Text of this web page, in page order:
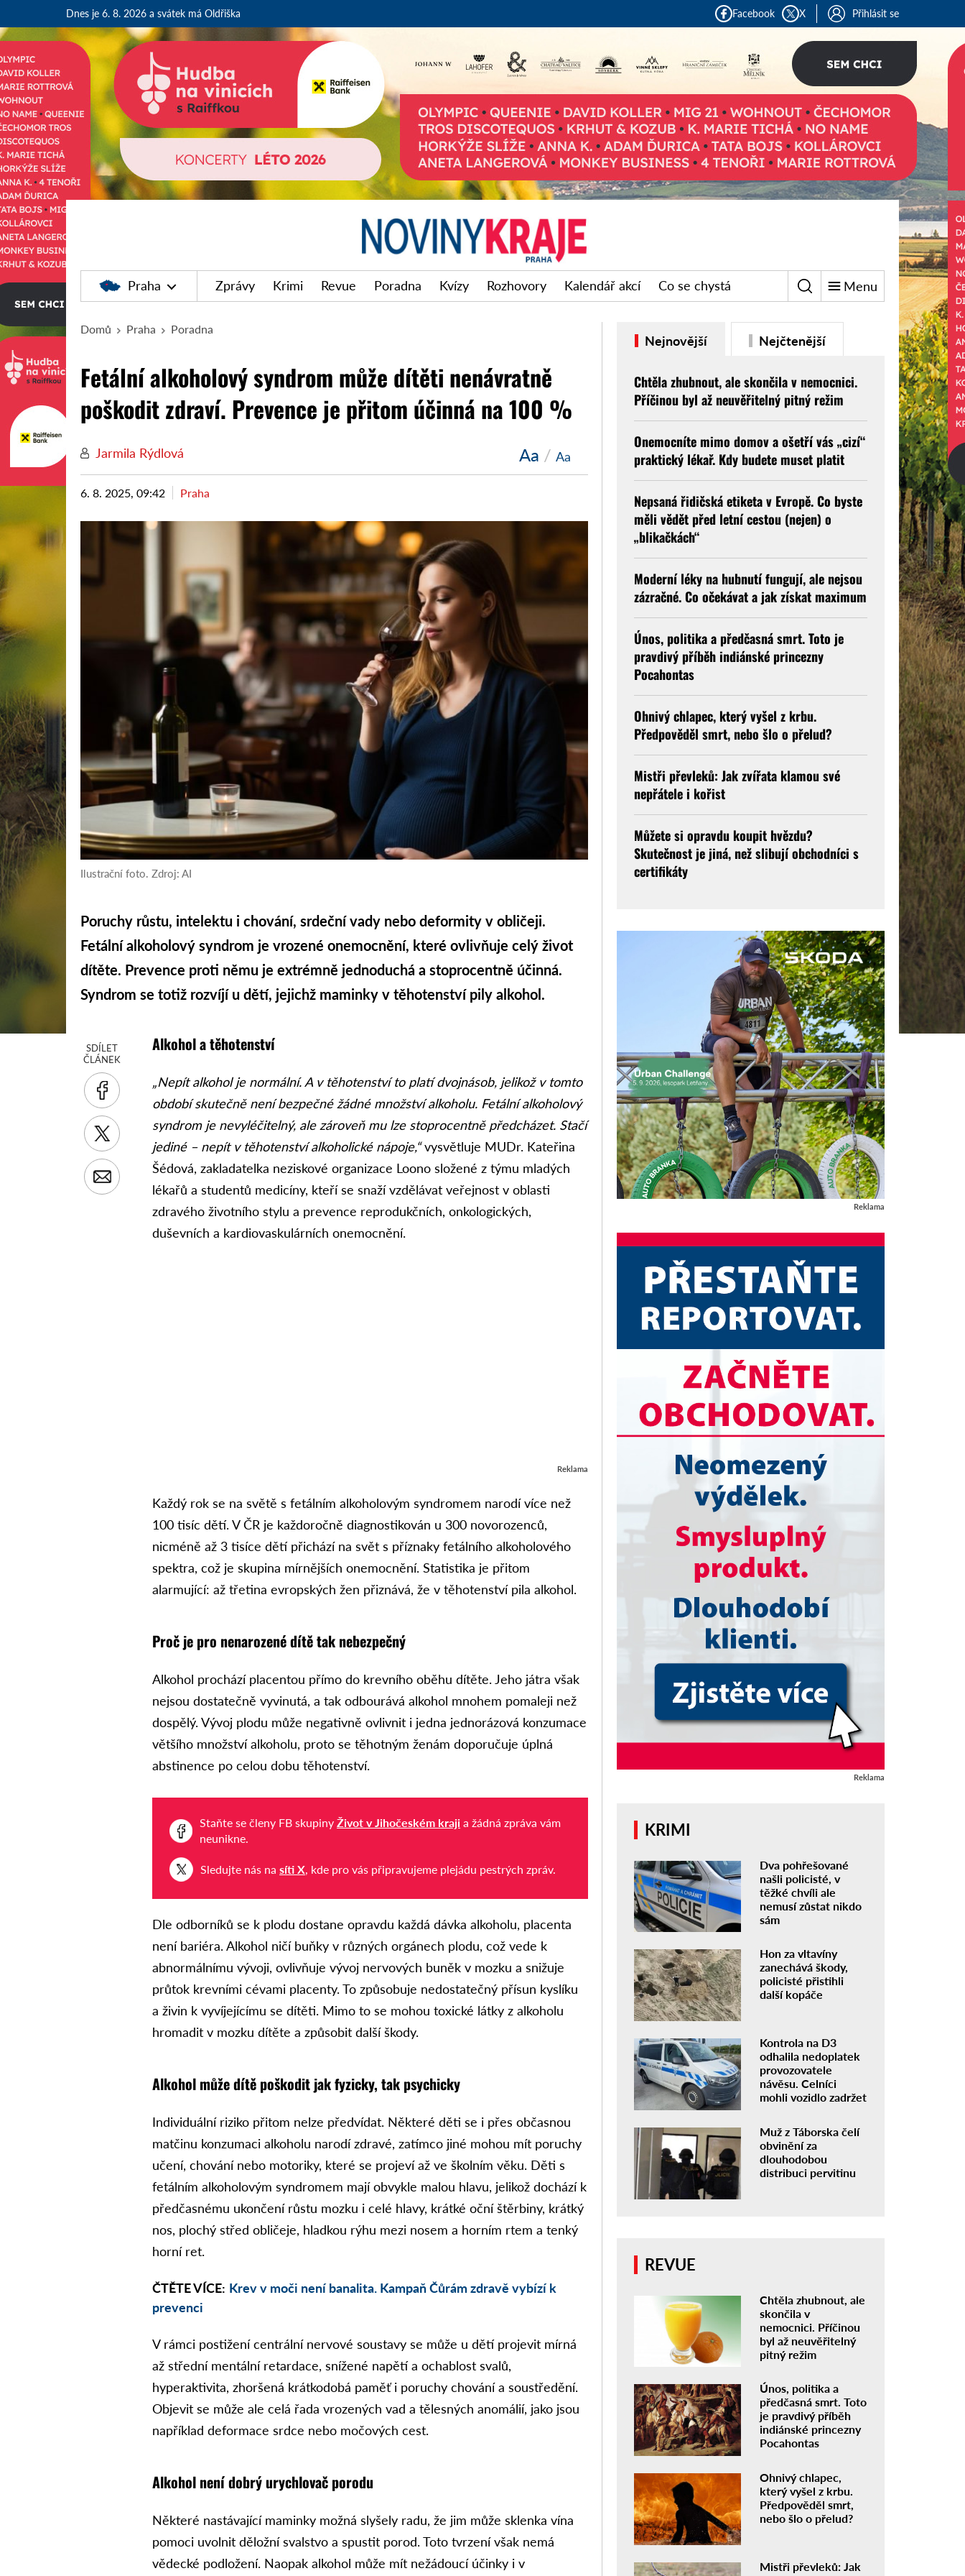
Dnes je 6. 8. 2026 a svátek má Oldřiška Facebook X Přihlásit se
Praha Zprávy Krimi Revue Poradna Kvízy Rozhovory Kalendář akcí Co se chystá Menu
Domů Praha Poradna
Fetální alkoholový syndrom může dítěti nenávratně
poškodit zdraví. Prevence je přitom účinná na 100 %
Jarmila Rýdlová Aa / Aa
6. 8. 2025, 09:42 Praha
Ilustrační foto. Zdroj: AI
Poruchy růstu, intelektu i chování, srdeční vady nebo deformity v obličeji.
Fetální alkoholový syndrom je vrozené onemocnění, které ovlivňuje celý život
dítěte. Prevence proti němu je extrémně jednoduchá a stoprocentně účinná.
Syndrom se totiž rozvíjí u dětí, jejichž maminky v těhotenství pily alkohol.
SDÍLET
ČLÁNEK
Alkohol a těhotenství
„Nepít alkohol je normální. A v těhotenství to platí dvojnásob, jelikož v tomto
období skutečně není bezpečné žádné množství alkoholu. Fetální alkoholový
syndrom je nevyléčitelný, ale zároveň mu lze stoprocentně předcházet. Stačí
jediné – nepít v těhotenství alkoholické nápoje,“vysvětluje MUDr. Kateřina
Šédová, zakladatelka neziskové organizace Loono složené z týmu mladých
lékařů a studentů medicíny, kteří se snaží vzdělávat veřejnost v oblasti
zdravého životního stylu a prevence reprodukčních, onkologických,
duševních a kardiovaskulárních onemocnění.
Reklama
Každý rok se na světě s fetálním alkoholovým syndromem narodí více než
100 tisíc dětí. V ČR je každoročně diagnostikován u 300 novorozenců,
nicméně až 3 tisíce dětí přichází na svět s příznaky fetálního alkoholového
spektra, což je skupina mírnějších onemocnění. Statistika je přitom
alarmující: až třetina evropských žen přiznává, že v těhotenství pila alkohol.
Proč je pro nenarozené dítě tak nebezpečný
Alkohol prochází placentou přímo do krevního oběhu dítěte. Jeho játra však
nejsou dostatečně vyvinutá, a tak odbourává alkohol mnohem pomaleji než
dospělý. Vývoj plodu může negativně ovlivnit i jedna jednorázová konzumace
většího množství alkoholu, proto se těhotným ženám doporučuje úplná
abstinence po celou dobu těhotenství.
Staňte se členy FB skupinyŽivot v Jihočeském kraji a žádná zpráva vám
neunikne.
Sledujte nás nasíti X, kde pro vás připravujeme plejádu pestrých zpráv.
Dle odborníků se k plodu dostane opravdu každá dávka alkoholu, placenta
není bariéra. Alkohol ničí buňky v různých orgánech plodu, což vede k
abnormálnímu vývoji, ovlivňuje vývoj nervových buněk v mozku a snižuje
průtok krevními cévami placenty. To způsobuje nedostatečný přísun kyslíku
a živin k vyvíjejícímu se dítěti. Mimo to se mohou toxické látky z alkoholu
hromadit v mozku dítěte a způsobit další škody.
Alkohol může dítě poškodit jak fyzicky, tak psychicky
Individuální riziko přitom nelze předvídat. Některé děti se i přes občasnou
matčinu konzumaci alkoholu narodí zdravé, zatímco jiné mohou mít poruchy
učení, chování nebo motoriky, které se projeví až ve školním věku. Děti s
fetálním alkoholovým syndromem mají obvykle malou hlavu, jelikož dochází k
předčasnému ukončení růstu mozku i celé hlavy, krátké oční štěrbiny, krátký
nos, plochý střed obličeje, hladkou rýhu mezi nosem a horním rtem a tenký
horní ret.
ČTĚTE VÍCE: Krev v moči není banalita. Kampaň Čůrám zdravě vybízí k
prevenci
V rámci postižení centrální nervové soustavy se může u dětí projevit mírná
až střední mentální retardace, snížené napětí a ochablost svalů,
hyperaktivita, zhoršená krátkodobá paměť i poruchy chování a soustředění.
Objevit se může ale celá řada vrozených vad a tělesných anomálií, jako jsou
například deformace srdce nebo močových cest.
Alkohol není dobrý urychlovač porodu
Některé nastávající maminky možná slyšely radu, že jim může sklenka vína
pomoci uvolnit děložní svalstvo a spustit porod. Toto tvrzení však nemá
vědecké podložení. Naopak alkohol může mít nežádoucí účinky i v
Nejnovější Nejčtenější
Chtěla zhubnout, ale skončila v nemocnici.
Příčinou byl až neuvěřitelný pitný režim
Onemocníte mimo domov a ošetří vás „cizí“
praktický lékař. Kdy budete muset platit
Nepsaná řidičská etiketa v Evropě. Co byste
měli vědět před letní cestou (nejen) o
„blikačkách“
Moderní léky na hubnutí fungují, ale nejsou
zázračné. Co očekávat a jak získat maximum
Únos, politika a předčasná smrt. Toto je
pravdivý příběh indiánské princezny
Pocahontas
Ohnivý chlapec, který vyšel z krbu.
Předpověděl smrt, nebo šlo o přelud?
Mistři převleků: Jak zvířata klamou své
nepřátele i kořist
Můžete si opravdu koupit hvězdu?
Skutečnost je jiná, než slibují obchodníci s
certifikáty
Reklama
Reklama
KRIMI
Dva pohřešované
našli policisté, v
těžké chvíli ale
nemusí zůstat nikdo
sám
Hon za vltavíny
zanechává škody,
policisté přistihli
další kopáče
Kontrola na D3
odhalila nedoplatek
provozovatele
návěsu. Celníci
mohli vozidlo zadržet
Muž z Táborska čelí
obvinění za
dlouhodobou
distribuci pervitinu
REVUE
Chtěla zhubnout, ale
skončila v
nemocnici. Příčinou
byl až neuvěřitelný
pitný režim
Únos, politika a
předčasná smrt. Toto
je pravdivý příběh
indiánské princezny
Pocahontas
Ohnivý chlapec,
který vyšel z krbu.
Předpověděl smrt,
nebo šlo o přelud?
Mistři převleků: Jak